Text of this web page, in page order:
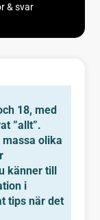
& svar
18, med
”allt”.
olika
känner till
i
tips när det